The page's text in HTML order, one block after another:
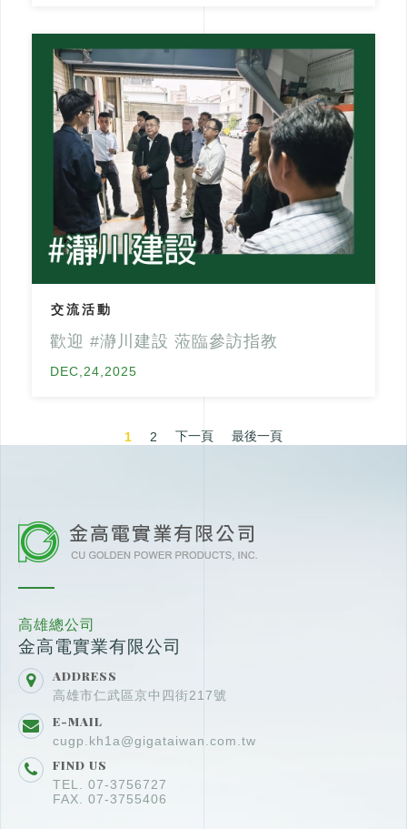
交流活動
歡迎 #瀞川建設 蒞臨參訪指教
DEC,24,2025
1 2 下一頁 最後一頁
高雄總公司
金高電實業有限公司
ADDRESS
高雄市仁武區京中四街217號
E-MAIL
cugp.kh1a@gigataiwan.com.tw
FIND US
TEL. 07-3756727
FAX. 07-3755406